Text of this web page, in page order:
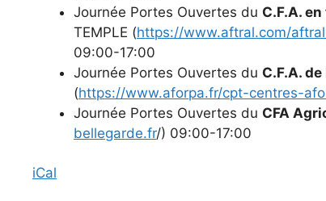
Journée Portes Ouvertes du C.F.A.
TEMPLE (https://www.aftral.com/
09:00-17:00
Journée Portes Ouvertes du C.F.A. de
(https://www.aforpa.fr/cpt-centres-
Journée Portes Ouvertes du CFA
bellegarde.fr/) 09:00-17:00
iCal